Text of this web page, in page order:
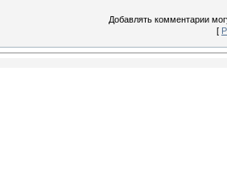
Добавлять комментарии
[